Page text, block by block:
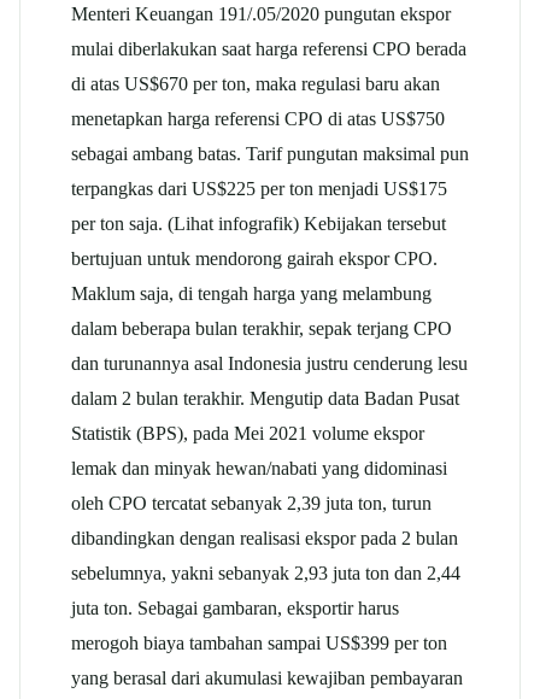
Menteri Keuangan 191/.05/2020 pungutan ekspor
mulai diberlakukan saat harga referensi CPO berada
di atas US$670 per ton, maka regulasi baru akan
menetapkan harga referensi CPO di atas US$750
sebagai ambang batas. Tarif pungutan maksimal pun
terpangkas dari US$225 per ton menjadi US$175
per ton saja. (Lihat infografik) Kebijakan tersebut
bertujuan untuk mendorong gairah ekspor CPO.
Maklum saja, di tengah harga yang melambung
dalam beberapa bulan terakhir, sepak terjang CPO
dan turunannya asal Indonesia justru cenderung lesu
dalam 2 bulan terakhir. Mengutip data Badan Pusat
Statistik (BPS), pada Mei 2021 volume ekspor
lemak dan minyak hewan/nabati yang didominasi
oleh CPO tercatat sebanyak 2,39 juta ton, turun
dibandingkan dengan realisasi ekspor pada 2 bulan
sebelumnya, yakni sebanyak 2,93 juta ton dan 2,44
juta ton. Sebagai gambaran, eksportir harus
merogoh biaya tambahan sampai US$399 per ton
yang berasal dari akumulasi kewajiban pembayaran